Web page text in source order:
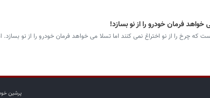
خواهد فرمان خودرو را از نو بسازد!
که چرخ را از نو اختراغ نمی کنند اما تسلا می خواهد فرمان خودرو را از نو بسازد.
پرشین